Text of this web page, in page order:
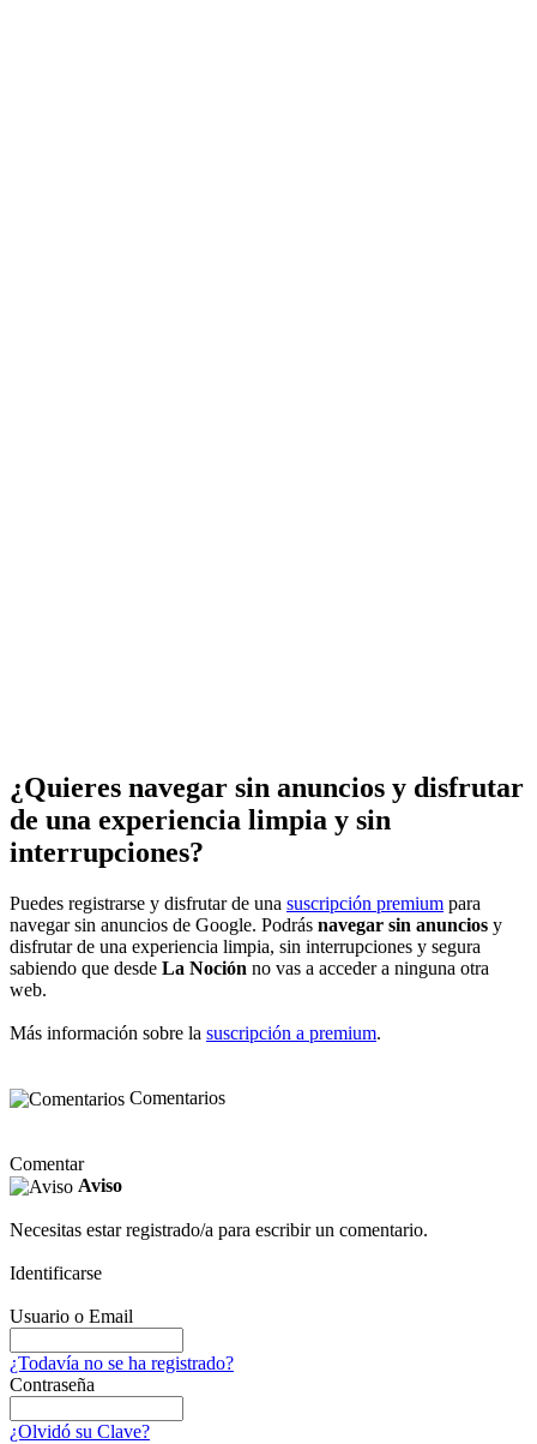
¿Quieres navegar sin anuncios y disfrutar
de una experiencia limpia y sin
interrupciones?
Puedes registrarse y disfrutar de una suscripción premium para
navegar sin anuncios de Google. Podrás navegar sin anuncios y
disfrutar de una experiencia limpia, sin interrupciones y segura
sabiendo que desde La Noción no vas a acceder a ninguna otra
web.
Más información sobre la suscripción a premium.
Comentarios
Comentar
Aviso
Necesitas estar registrado/a para escribir un comentario.
Identificarse
Usuario o Email
¿Todavía no se ha registrado?
Contraseña
¿Olvidó su Clave?